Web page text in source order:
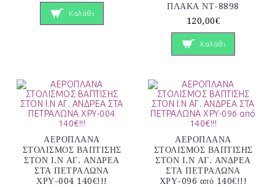
Καλάθι
ΠΛΑΚΑ ΝΤ-8898
120,00€
Καλάθι
ΑΕΡΟΠΛΑΝΑ
ΣΤΟΛΙΣΜΟΣ ΒΑΠΤΙΣΗΣ
ΣΤΟΝ Ι.Ν ΑΓ. ΑΝΔΡΕΑ
ΣΤΑ ΠΕΤΡΑΛΩΝΑ
ΧΡΥ-004 140€!!!
ΑΕΡΟΠΛΑΝΑ
ΣΤΟΛΙΣΜΟΣ ΒΑΠΤΙΣΗΣ
ΣΤΟΝ Ι.Ν ΑΓ. ΑΝΔΡΕΑ
ΣΤΑ ΠΕΤΡΑΛΩΝΑ
ΧΡΥ-096 από 140€!!!